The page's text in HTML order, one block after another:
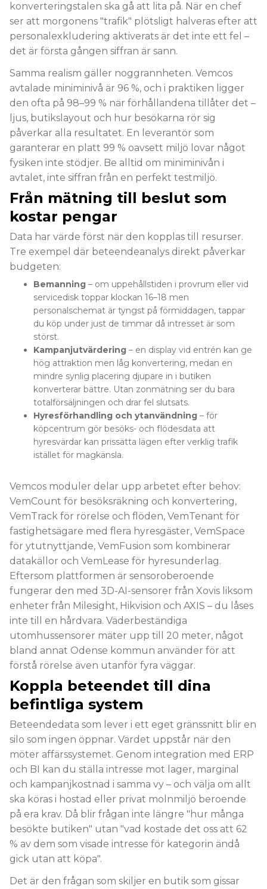
konverteringstalen ska gå att lita på. När en chef
ser att morgonens "trafik" plötsligt halveras efter att
personalexkludering aktiverats är det inte ett fel –
det är första gången siffran är sann.
Samma realism gäller noggrannheten. Vemcos
avtalade miniminivå är 96 %, och i praktiken ligger
den ofta på 98–99 % när förhållandena tillåter det –
ljus, butikslayout och hur besökarna rör sig
påverkar alla resultatet. En leverantör som
garanterar en platt 99 % oavsett miljö lovar något
fysiken inte stödjer. Be alltid om miniminivån i
avtalet, inte siffran från en perfekt testmiljö.
Från mätning till beslut som
kostar pengar
Data har värde först när den kopplas till resurser.
Tre exempel där beteendeanalys direkt påverkar
budgeten:
Bemanning – om uppehållstiden i provrum eller vid
servicedisk toppar klockan 16–18 men
personalschemat är tyngst på förmiddagen, tappar
du köp under just de timmar då intresset är som
störst.
Kampanjutvärdering – en display vid entrén kan ge
hög attraktion men låg konvertering, medan en
mindre synlig placering djupare in i butiken
konverterar bättre. Utan zonmätning ser du bara
totalförsäljningen och drar fel slutsats.
Hyresförhandling och ytanvändning – för
köpcentrum gör besöks- och flödesdata att
hyresvärdar kan prissätta lägen efter verklig trafik
istället för magkänsla.
Vemcos moduler delar upp arbetet efter behov:
VemCount för besöksräkning och konvertering,
VemTrack för rörelse och flöden, VemTenant för
fastighetsägare med flera hyresgäster, VemSpace
för ytutnyttjande, VemFusion som kombinerar
datakällor och VemLease för hyresunderlag.
Eftersom plattformen är sensoroberoende
fungerar den med 3D-AI-sensorer från Xovis liksom
enheter från Milesight, Hikvision och AXIS – du låses
inte till en hårdvara. Väderbeständiga
utomhussensorer mäter upp till 20 meter, något
bland annat Odense kommun använder för att
förstå rörelse även utanför fyra väggar.
Koppla beteendet till dina
befintliga system
Beteendedata som lever i ett eget gränssnitt blir en
silo som ingen öppnar. Värdet uppstår när den
möter affärssystemet. Genom integration med ERP
och BI kan du ställa intresse mot lager, marginal
och kampanjkostnad i samma vy – och välja om allt
ska köras i hostad eller privat molnmiljö beroende
på era krav. Då blir frågan inte längre "hur många
besökte butiken" utan "vad kostade det oss att 62
% av dem som visade intresse för kategorin ändå
gick utan att köpa".
Det är den frågan som skiljer en butik som gissar